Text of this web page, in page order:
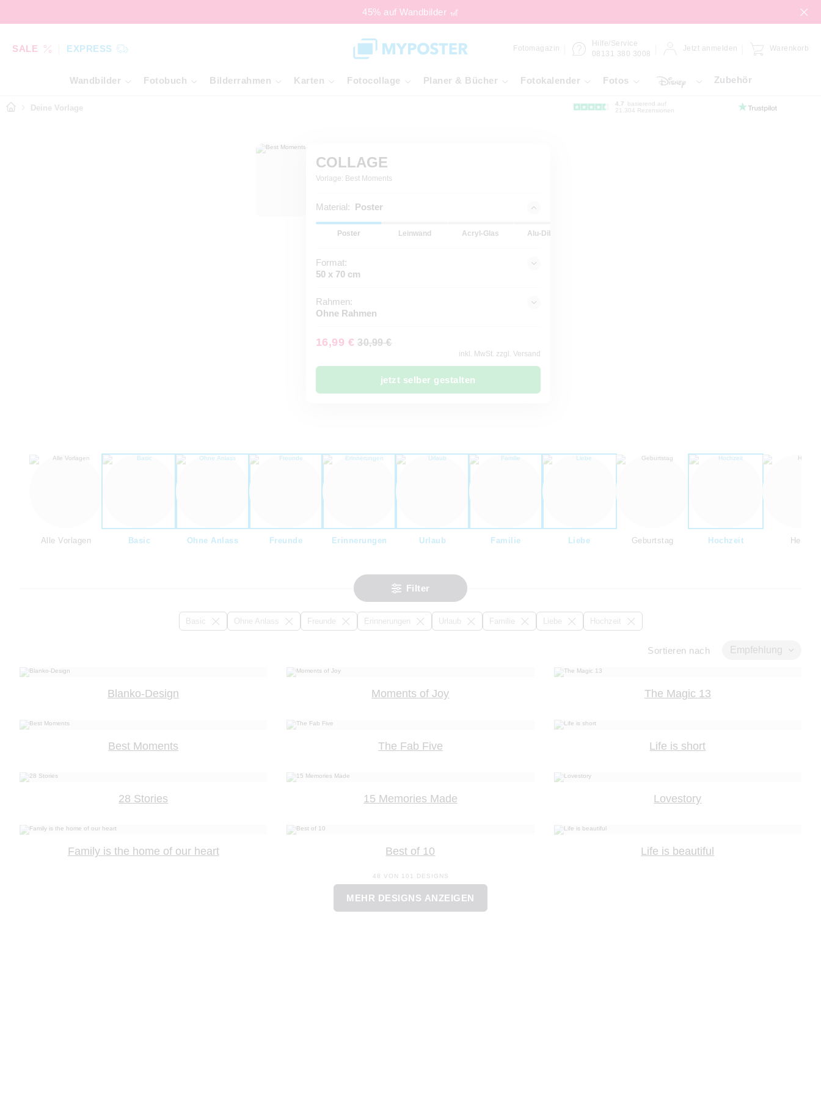
45% auf Wandbilder 🎢
SALE EXPRESS Fotomagazin
Hilfe/Service
08131 380 3008
Jetzt anmelden Warenkorb
Wandbilder Fotobuch Bilderrahmen Karten Fotocollage Planer & Bücher Fotokalender Fotos Zubehör
Deine Vorlage 4.7
basierend auf
21.304 Rezensionen
COLLAGE
Vorlage: Best Moments
Material: Poster
Poster Leinwand Acryl-Glas Alu-Dibond
Format:
50 x 70 cm
Rahmen:
Ohne Rahmen
16,99 € 30,99 €
inkl. MwSt. zzgl. Versand
jetzt selber gestalten
Alle Vorlagen Basic Ohne Anlass Freunde Erinnerungen Urlaub Familie Liebe Geburtstag Hochzeit Herz
Filter
Basic Ohne Anlass Freunde Erinnerungen Urlaub Familie Liebe Hochzeit
Sortieren nach Empfehlung
Blanko-Design Moments of Joy The Magic 13
Best Moments The Fab Five Life is short
28 Stories 15 Memories Made Lovestory
Family is the home of our heart Best of 10 Life is beautiful
48 VON 101 DESIGNS
MEHR DESIGNS ANZEIGEN